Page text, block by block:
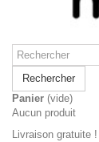
Rechercher
Panier (vide)
Aucun produit
Livraison gratuite !